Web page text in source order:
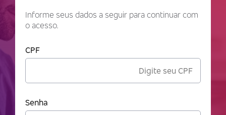
Informe seus dados a seguir para continuar com
o acesso.
CPF
Senha